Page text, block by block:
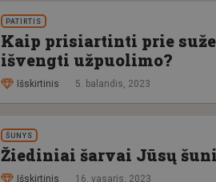
PATIRTIS
Kaip prisiartinti prie
išvengti užpuolimo?
Išskirtinis 5. balandis, 2023
ŠUNYS
Žiediniai šarvai Jūsų
Išskirtinis 16. vasaris, 2023